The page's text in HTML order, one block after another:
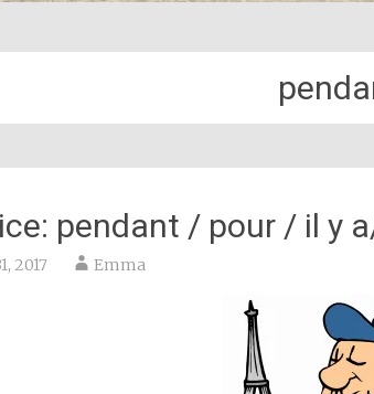
pendant / pour / il y
2017 Emma